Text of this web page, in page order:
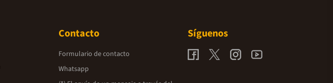
Contacto
Formulario de contacto
Whatsapp
Síguenos